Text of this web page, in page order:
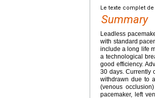
Le texte complet
Summary
Leadless
with standard
include a long life
a technological
good efficiency.
30 days. Currently
withdrawn due to
(venous
pacemaker, left